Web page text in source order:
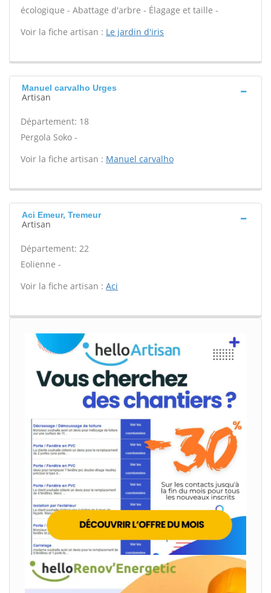
écologique - Abattage d'arbre - Élagage et taille -
Voir la fiche artisan : Le jardin d'iris
Manuel carvalho Urges
Artisan
Département: 18
Pergola Soko -
Voir la fiche artisan : Manuel carvalho
Aci Emeur, Tremeur
Artisan
Département: 22
Eolienne -
Voir la fiche artisan : Aci